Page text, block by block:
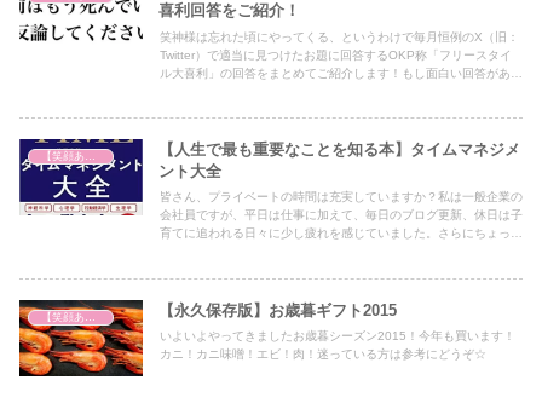
喜利回答をご紹介！
笑神様は忘れた頃にやってくる、というわけで毎月恒例のX（旧：
Twitter）で適当に見つけたお題に回答するOKP称「フリースタイ
ル大喜利」の回答をまとめてご紹介します！もし面白い回答があれ
【人生で最も重要なことを知る本】タイムマネジメ
ント大全
皆さん、プライベートの時間は充実していますか？私は一般企業の
会社員ですが、平日は仕事に加えて、毎日のブログ更新、休日は子
育てに追われる日々に少し疲れを感じていました。さらにちょっと
た。今回はその時間管理のバイブルのような本をご紹介します。
【永久保存版】お歳暮ギフト2015
いよいよやってきましたお歳暮シーズン2015！今年も買います！
カニ！カニ味噌！エビ！肉！迷っている方は参考にどうぞ☆